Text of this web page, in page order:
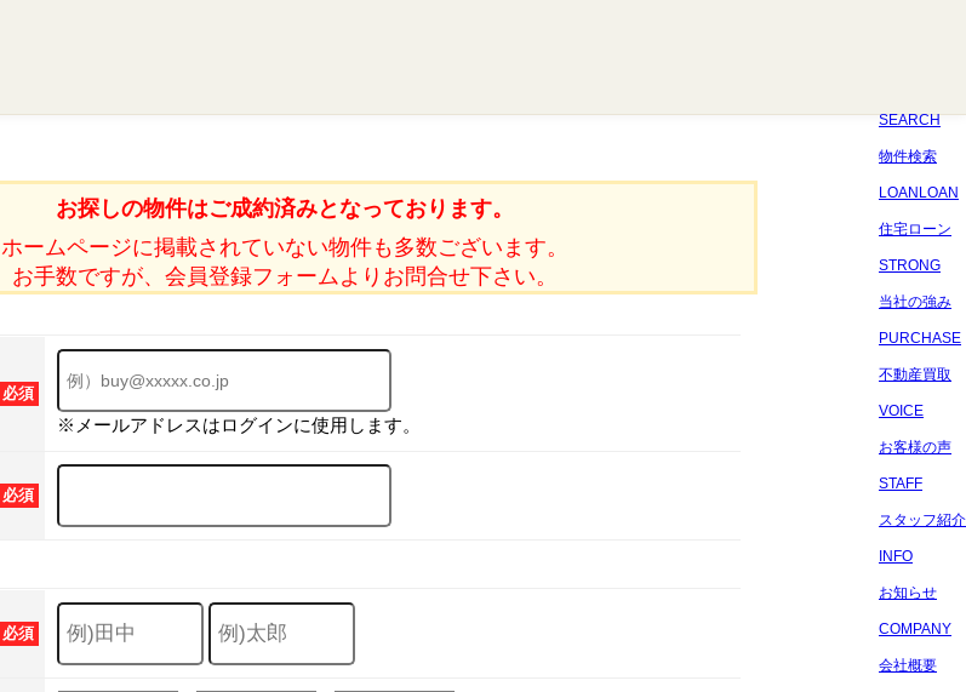
SEARCH
物件検索
LOANLOAN
住宅ローン
STRONG
当社の強み
PURCHASE
不動産買取
VOICE
お客様の声
STAFF
スタッフ紹介
INFO
お知らせ
COMPANY
会社概要
お探しの物件はご成約済みとなっております。
ホームページに掲載されていない物件も多数ございます。
お手数ですが、会員登録フォームよりお問合せ下さい。
必須
※メールアドレスはログインに使用します。
必須
必須